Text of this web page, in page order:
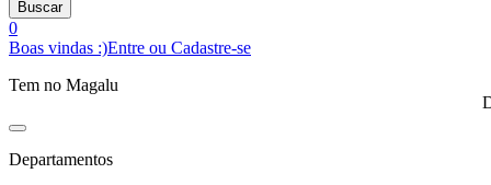
Buscar
0
Boas vindas :)Entre ou Cadastre-se
Tem no Magalu
Departamentos